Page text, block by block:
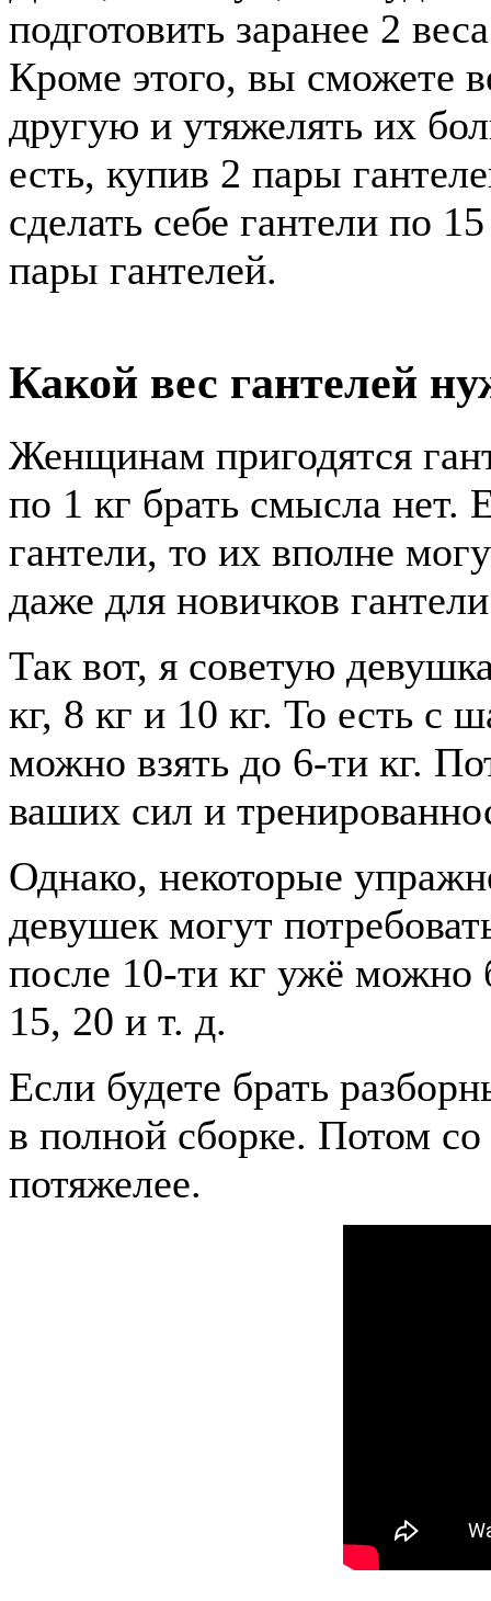
подготовить заранее 2
Кроме этого, вы сможете
другую и утяжелять их
есть, купив 2 пары
сделать себе гантели по
пары гантелей.
Какой вес гантелей
Женщинам пригодятся
по 1 кг брать смысла нет.
гантели, то их вполне
даже для новичков
Так вот, я советую
кг, 8 кг и 10 кг. То есть с
можно взять до 6-ти кг.
ваших сил и
Однако, некоторые
девушек могут
после 10-ти кг ужё можно
15, 20 и т. д.
Если будете брать
в полной сборке. Потом
потяжелее.